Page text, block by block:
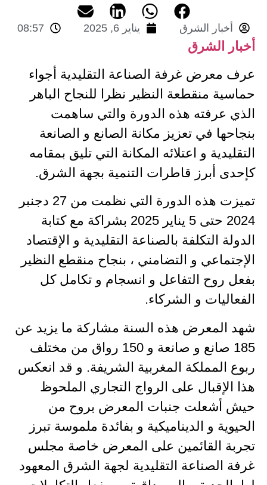
أخبار الشرق يناير 6, 2025 08:57
أخبار الشرق
عرف معرض غرفة الصناعة التقليدية أجواء
حماسية منقطعة النظير نظرا للنجاح الباهر
الذي عرفته هذه الدورة والتي ساهمت
بنجاحها في تعزيز مكانة الصانع و الصانعة
التقليدية و اعتلائه المكانة التي تليق بمقامه
كإحدى أبرز قاطرات التنمية بجهة الشرق.
تميزت هذه الدورة التي نظمت من 27 دجنبر
2024 حتى 5 يناير 2025 بشراكة مع كتابة
الدولة التكلفة بالصناعة التقليدية و الإقتصاد
الإجتماعي و التضامني ، بنجاح منقطع النظير
بفعل روح التفاعل و انسجام و تكامل كل
الفعاليات و الشركاء.
شهد المعرض هذه السنة مشاركة ما يزيد عن
185 صانع و صانعة و 150 رواق من مختلف
ربوع المملكة المغربية الشريفة. و قد انعكس
هذا الإقبال على الرواج التجاري الملحوظ
حيش أشعلت جنبات المعرض بروح من
الحيوية و الديناميكية و بفائدة ملموسة تبرز
تجربة القائمين على المعرض خاصة مجلس
غرفة الصناعة التقليدية لجهة الشرق المعهود